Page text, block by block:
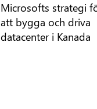
Microsofts strategi
att bygga och driva
datacenter i Kanada